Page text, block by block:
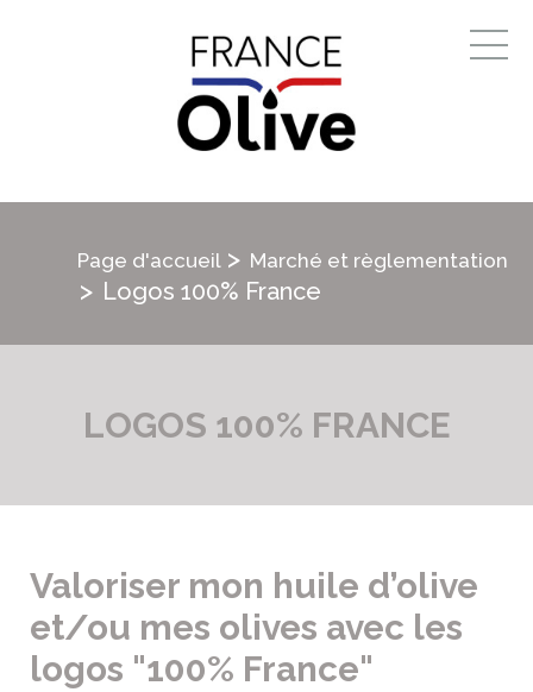
Page d'accueil > Marché et règlementation
> Logos 100% France
LOGOS 100% FRANCE
Valoriser mon huile d’olive
et/ou mes olives avec les
logos "100% France"